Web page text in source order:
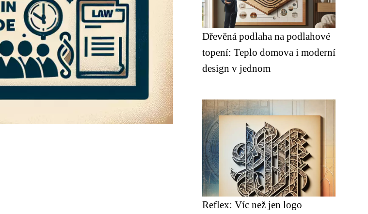
Dřevěná podlaha na podlahové
topení: Teplo domova i moderní
design v jednom
Reflex: Víc než jen logo